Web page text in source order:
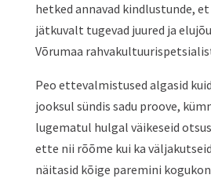
hetked annavad kindlustunde,
jätkuvalt tugevad juured ja
Võrumaa
Peo ettevalmistused algasid
jooksul sündis sadu proove,
lugematul hulgal väikeseid
ette nii rõõme kui ka
näitasid kõige paremini